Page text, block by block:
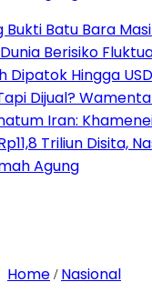
Bara Masih Jadi
Fluktuatif,
Hingga USD 94
Wamentan: Itu
Khamenei Bisa
Disita, Nasib
Home / Nasional